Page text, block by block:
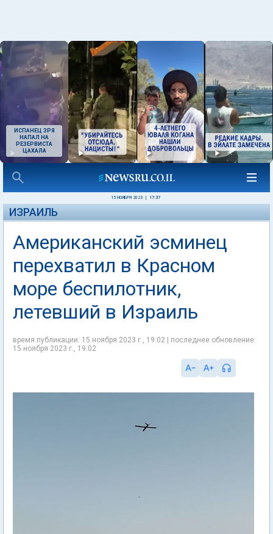
ИСПАНЕЦ ЗРЯ
НАПАЛ НА
РЕЗЕРВИСТА
ЦАХАЛА
15 НОЯБРЯ 2023 17:37
ИЗРАИЛЬ
Американский эсминец
перехватил в Красном
море беспилотник,
летевший в Израиль
время публикации: 15 ноября 2023 г., 19:02 | последнее обновление:
15 ноября 2023 г., 19:02